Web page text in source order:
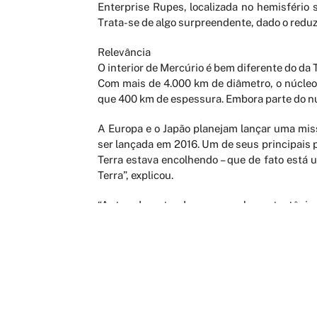
Enterprise Rupes, localizada no hemisfério
Trata-se de algo surpreendente, dado o
Relevância
O interior de Mercúrio é bem diferente do da
Com mais de 4.000 km de diâmetro, o
que 400 km de espessura. Embora parte do
A Europa e o Japão planejam lançar uma
ser lançada em 2016. Um de seus
Terra estava encolhendo – que de fato está
Terra”, explicou.
“Antes de entendermos as placas